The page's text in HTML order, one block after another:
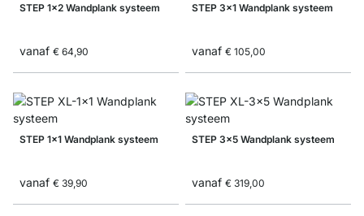
STEP 1x2 Wandplank systeem
vanaf € 64,90
STEP 3x1 Wandplank systeem
vanaf € 105,00
STEP 1x1 Wandplank systeem
vanaf € 39,90
STEP 3x5 Wandplank systeem
vanaf € 319,00